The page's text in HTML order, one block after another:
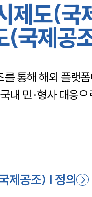
제도(국
(국제공
통해 해외 플랫
내 민·형사 대응
제공조) | 정의